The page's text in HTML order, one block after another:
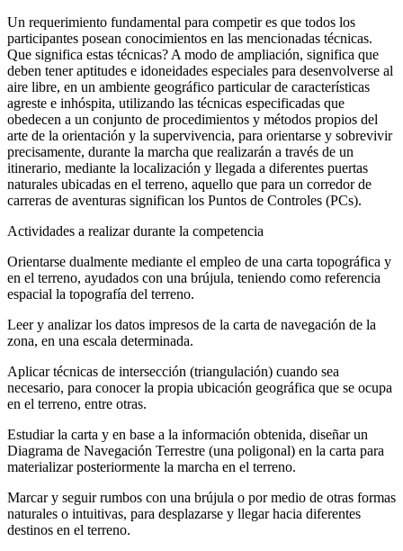
Un requerimiento fundamental para competir es que todos los
participantes posean conocimientos en las mencionadas técnicas.
Que significa estas técnicas? A modo de ampliación, significa que
deben tener aptitudes e idoneidades especiales para desenvolverse al
aire libre, en un ambiente geográfico particular de características
agreste e inhóspita, utilizando las técnicas especificadas que
obedecen a un conjunto de procedimientos y métodos propios del
arte de la orientación y la supervivencia, para orientarse y sobrevivir
precisamente, durante la marcha que realizarán a través de un
itinerario, mediante la localización y llegada a diferentes puertas
naturales ubicadas en el terreno, aquello que para un corredor de
carreras de aventuras significan los Puntos de Controles (PCs).
Actividades a realizar durante la competencia
Orientarse dualmente mediante el empleo de una carta topográfica y
en el terreno, ayudados con una brújula, teniendo como referencia
espacial la topografía del terreno.
Leer y analizar los datos impresos de la carta de navegación de la
zona, en una escala determinada.
Aplicar técnicas de intersección (triangulación) cuando sea
necesario, para conocer la propia ubicación geográfica que se ocupa
en el terreno, entre otras.
Estudiar la carta y en base a la información obtenida, diseñar un
Diagrama de Navegación Terrestre (una poligonal) en la carta para
materializar posteriormente la marcha en el terreno.
Marcar y seguir rumbos con una brújula o por medio de otras formas
naturales o intuitivas, para desplazarse y llegar hacia diferentes
destinos en el terreno.